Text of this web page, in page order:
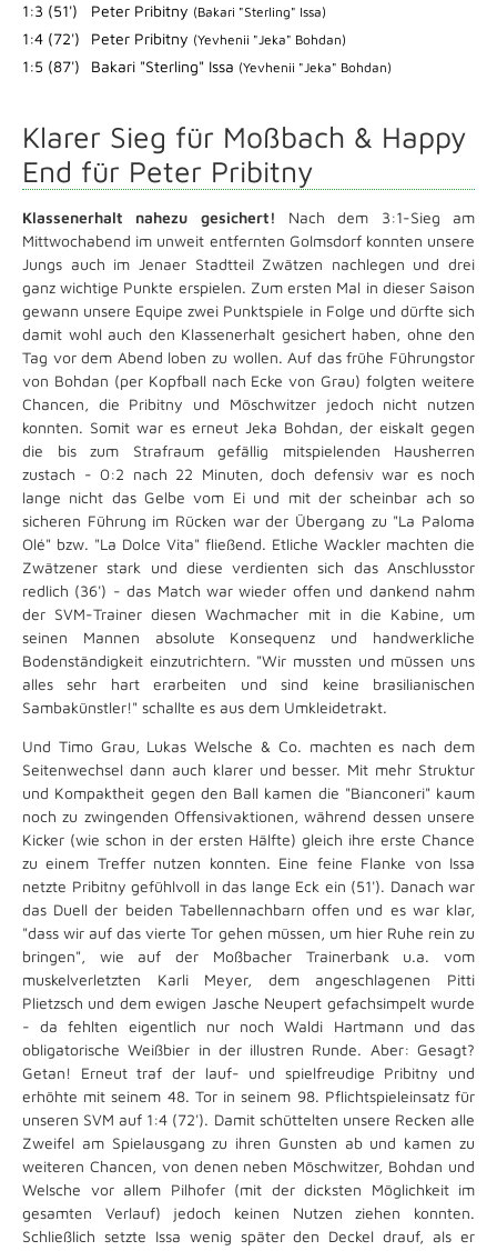
1:3 (51')
Peter Pribitny (Bakari "Sterling" Issa)
1:4 (72') Peter Pribitny (Yevhenii "Jeka" Bohdan)
1:5 (87') Bakari "Sterling" Issa (Yevhenii "Jeka" Bohdan)
Klarer Sieg für Moßbach & Happy
End für Peter Pribitny
Klassenerhalt nahezu gesichert! Nach dem 3:1-Sieg am
Mittwochabend im unweit entfernten Golmsdorf konnten unsere
Jungs auch im Jenaer Stadtteil Zwätzen nachlegen und drei
ganz wichtige Punkte erspielen. Zum ersten Mal in dieser Saison
gewann unsere Equipe zwei Punktspiele in Folge und dürfte sich
damit wohl auch den Klassenerhalt gesichert haben, ohne den
Tag vor dem Abend loben zu wollen. Auf das frühe Führungstor
von Bohdan (per Kopfball nach Ecke von Grau) folgten weitere
Chancen, die Pribitny und Möschwitzer jedoch nicht nutzen
konnten. Somit war es erneut Jeka Bohdan, der eiskalt gegen
die bis zum Strafraum gefällig mitspielenden Hausherren
zustach - 0:2 nach 22 Minuten, doch defensiv war es noch
lange nicht das Gelbe vom Ei und mit der scheinbar ach so
sicheren Führung im Rücken war der Übergang zu "La Paloma
Olé" bzw. "La Dolce Vita" fließend. Etliche Wackler machten die
Zwätzener stark und diese verdienten sich das Anschlusstor
redlich (36') - das Match war wieder offen und dankend nahm
der SVM-Trainer diesen Wachmacher mit in die Kabine, um
seinen Mannen absolute Konsequenz und handwerkliche
Bodenständigkeit einzutrichtern. "Wir mussten und müssen uns
alles sehr hart erarbeiten und sind keine brasilianischen
Sambakünstler!" schallte es aus dem Umkleidetrakt.
Und Timo Grau, Lukas Welsche & Co. machten es nach dem
Seitenwechsel dann auch klarer und besser. Mit mehr Struktur
und Kompaktheit gegen den Ball kamen die "Bianconeri" kaum
noch zu zwingenden Offensivaktionen, während dessen unsere
Kicker (wie schon in der ersten Hälfte) gleich ihre erste Chance
zu einem Treffer nutzen konnten. Eine feine Flanke von Issa
netzte Pribitny gefühlvoll in das lange Eck ein (51'). Danach war
das Duell der beiden Tabellennachbarn offen und es war klar,
"dass wir auf das vierte Tor gehen müssen, um hier Ruhe rein zu
bringen", wie auf der Moßbacher Trainerbank u.a. vom
muskelverletzten Karli Meyer, dem angeschlagenen Pitti
Plietzsch und dem ewigen Jasche Neupert gefachsimpelt wurde
- da fehlten eigentlich nur noch Waldi Hartmann und das
obligatorische Weißbier in der illustren Runde. Aber: Gesagt?
Getan! Erneut traf der lauf- und spielfreudige Pribitny und
erhöhte mit seinem 48. Tor in seinem 98. Pflichtspieleinsatz für
unseren SVM auf 1:4 (72'). Damit schüttelten unsere Recken alle
Zweifel am Spielausgang zu ihren Gunsten ab und kamen zu
weiteren Chancen, von denen neben Möschwitzer, Bohdan und
Welsche vor allem Pilhofer (mit der dicksten Möglichkeit im
gesamten Verlauf) jedoch keinen Nutzen ziehen konnten.
Schließlich setzte Issa wenig später den Deckel drauf, als er